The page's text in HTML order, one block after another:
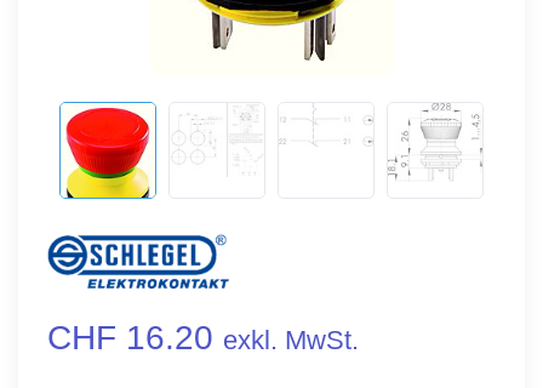
CHF 16.20 exkl. MwSt.